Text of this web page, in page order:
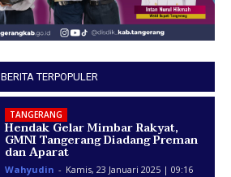
BERITA TERPOPULER
TANGERANG
Hendak Gelar Mimbar Rakyat,
GMNI Tangerang Diadang Preman
dan Aparat
Wahyudin - Kamis, 23 Januari 2025 | 09:16